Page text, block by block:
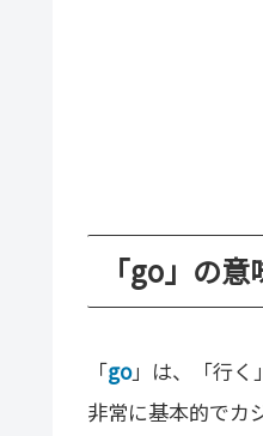
「go」の
「go」は、「行く
非常に基本的でカ